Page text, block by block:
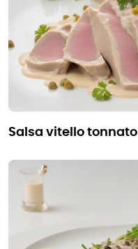
salsa vitello tonnato